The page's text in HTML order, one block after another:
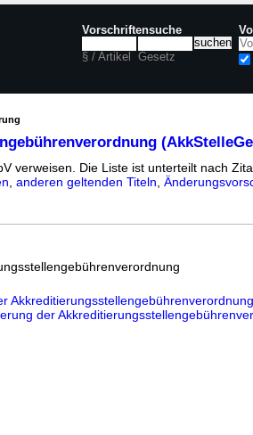
Vorschriftensuche
§ / Artikel Gesetz
verweisen. Die Liste ist unterteilt nach
anderen geltenden Titeln
Akkreditierungsstellengebührenverordnung
der